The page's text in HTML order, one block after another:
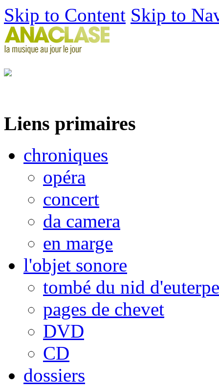
Skip to Content Skip to
Liens primaires
chroniques
opéra
concert
da camera
en marge
l'objet sonore
tombé du nid d'euterpe
pages de chevet
DVD
CD
dossiers